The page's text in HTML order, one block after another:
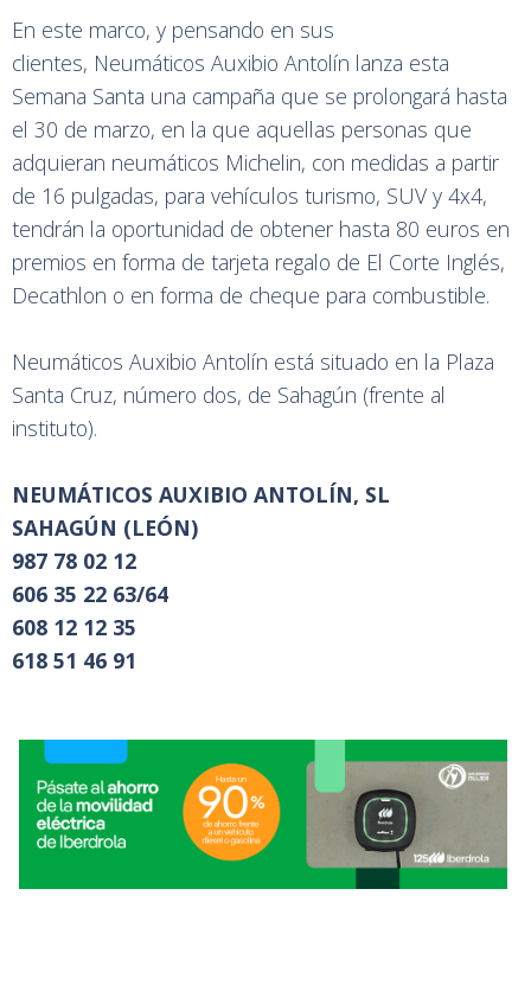
En este marco, y pensando en sus
clientes, Neumáticos Auxibio Antolín lanza esta
Semana Santa una campaña que se prolongará hasta
el 30 de marzo, en la que aquellas personas que
adquieran neumáticos Michelin, con medidas a partir
de 16 pulgadas, para vehículos turismo, SUV y 4x4,
tendrán la oportunidad de obtener hasta 80 euros en
premios en forma de tarjeta regalo de El Corte Inglés,
Decathlon o en forma de cheque para combustible.
Neumáticos Auxibio Antolín está situado en la Plaza
Santa Cruz, número dos, de Sahagún (frente al
instituto).
NEUMÁTICOS AUXIBIO ANTOLÍN, SL
SAHAGÚN (LEÓN)
987 78 02 12
606 35 22 63/64
608 12 12 35
618 51 46 91